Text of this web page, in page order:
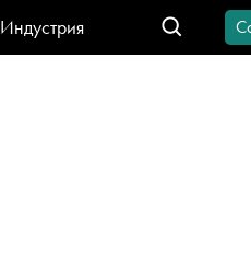
Индустрия